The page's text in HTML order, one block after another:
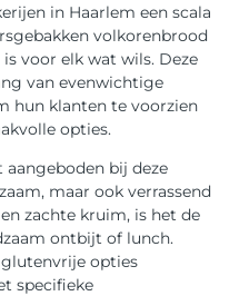
in Haarlem een scala
volkorenbrood
voor elk wat wils. Deze
van evenwichtige
hun klanten te voorzien
opties.
bij deze
maar ook verrassend
zachte kruim, is het de
ontbijt of lunch.
opties
specifieke